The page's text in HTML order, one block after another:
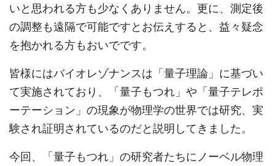
いと思われる方も少なくありません。更に、測定後
の調整も遠隔で可能ですとお伝えすると、益々疑念
を抱かれる方もおいでです。
皆様にはバイオレゾナンスは「量子理論」に基づい
て実施されており、「量子もつれ」や「量子テレポ
ーテーション」の現象が物理学の世界では研究、実
験され証明されているのだと説明してきました。
今回、「量子もつれ」の研究者たちにノーベル物理